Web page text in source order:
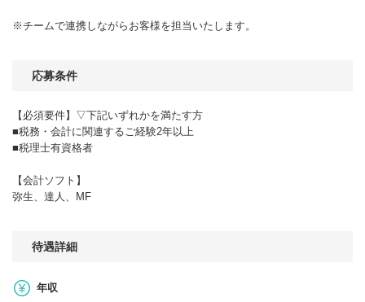
※チームで連携しながらお客様を担当いたします。
応募条件
【必須要件】▽下記いずれかを満たす方
■税務・会計に関連するご経験2年以上
■税理士有資格者
【会計ソフト】
弥生、達人、MF
待遇詳細
年収